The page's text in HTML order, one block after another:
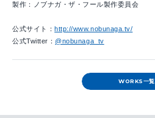
製作：ノブナガ・ザ・フール製作委員会
公式サイト： http://www.nobunaga.tv/
公式Twitter：@nobunaga_tv
WORKS一覧